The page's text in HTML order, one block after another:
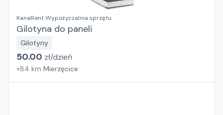
KanaRent Wypożyczalnia sprzętu
Gilotyna do paneli
Gilotyny
50.00 zł/dzień
+84 km Mierzęcice